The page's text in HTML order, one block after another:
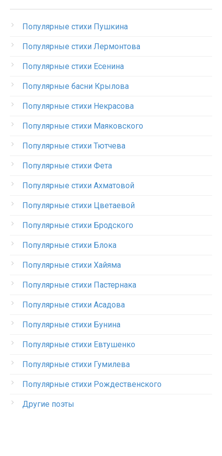
Популярные стихи Пушкина
Популярные стихи Лермонтова
Популярные стихи Есенина
Популярные басни Крылова
Популярные стихи Некрасова
Популярные стихи Маяковского
Популярные стихи Тютчева
Популярные стихи Фета
Популярные стихи Ахматовой
Популярные стихи Цветаевой
Популярные стихи Бродского
Популярные стихи Блока
Популярные стихи Хайяма
Популярные стихи Пастернака
Популярные стихи Асадова
Популярные стихи Бунина
Популярные стихи Евтушенко
Популярные стихи Гумилева
Популярные стихи Рождественского
Другие поэты